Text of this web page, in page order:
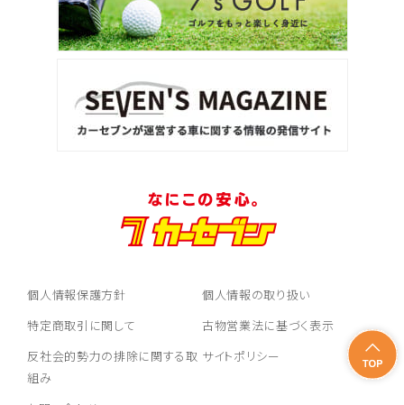
個人情報保護方針
個人情報の取り扱い
特定商取引に関して
古物営業法に基づく表示
反社会的勢力の排除に関する取
組み
サイトポリシー